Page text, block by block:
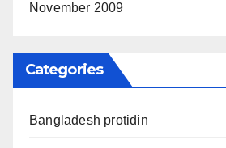
November 2009
Categories
Bangladesh protidin